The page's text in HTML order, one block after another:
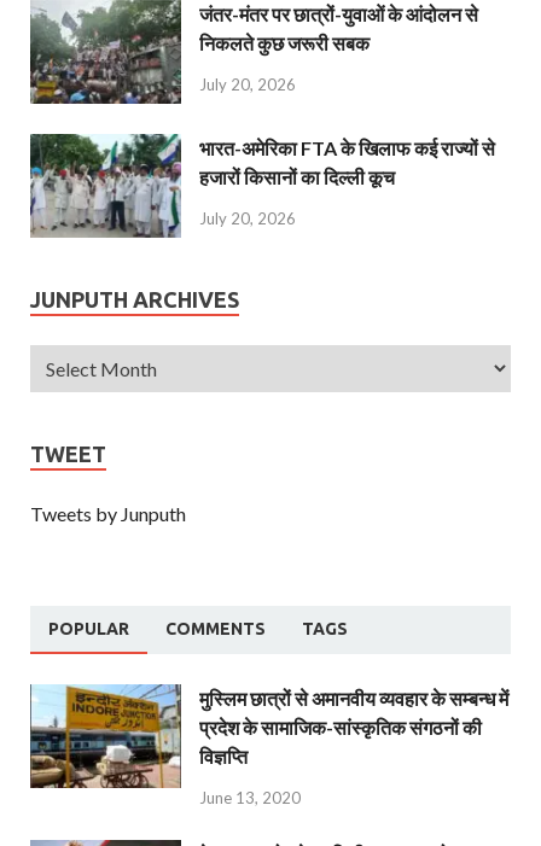
जंतर-मंतर पर छात्रों-युवाओं के आंदोलन से
निकलते कुछ जरूरी सबक
July 20, 2026
भारत-अमेरिका FTA के खिलाफ कई राज्यों से
हजारों किसानों का दिल्ली कूच
July 20, 2026
JUNPUTH ARCHIVES
TWEET
Tweets by Junputh
POPULAR COMMENTS TAGS
मुस्लिम छात्रों से अमानवीय व्यवहार के सम्बन्ध में
प्रदेश के सामाजिक-सांस्कृतिक संगठनों की
विज्ञप्ति
June 13, 2020